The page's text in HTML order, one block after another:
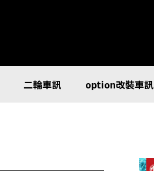
二輪車訊 option改裝車訊